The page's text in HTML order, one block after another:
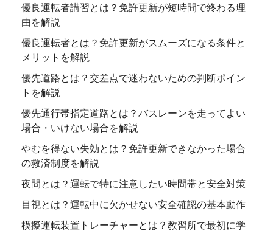
優良運転者講習とは？免許更新が短時間で終わる理
由を解説
優良運転者とは？免許更新がスムーズになる条件と
メリットを解説
優先道路とは？交差点で迷わないための判断ポイン
トを解説
優先通行帯指定道路とは？バスレーンを走ってよい
場合・いけない場合を解説
やむを得ない失効とは？免許更新できなかった場合
の救済制度を解説
夜間とは？運転で特に注意したい時間帯と安全対策
目視とは？運転中に欠かせない安全確認の基本動作
模擬運転装置トレーチャーとは？教習所で最初に学